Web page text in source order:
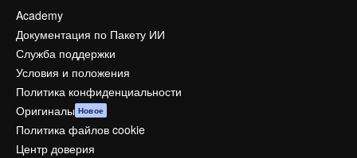
Academy
Документация по Пакету ИИ
Служба поддержки
Условия и положения
Политика конфиденциальности
Оригиналы Новое
Политика файлов cookie
Центр доверия